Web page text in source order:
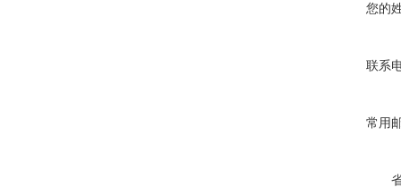
您的
联系
常用